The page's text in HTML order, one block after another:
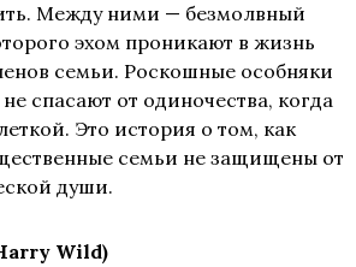
Между ними — безмолвный
эхом проникают в жизнь
семьи. Роскошные особняки
спасают от одиночества, когда
Это история о том, как
семьи не защищены от
души.
Wild)